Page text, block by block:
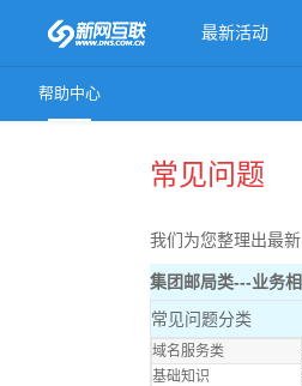
最新活动
更多产品
帮助中心
常见问题
我们为您整理出最
集团邮局类---业务
常见问题分类
域名服务类
基础知识